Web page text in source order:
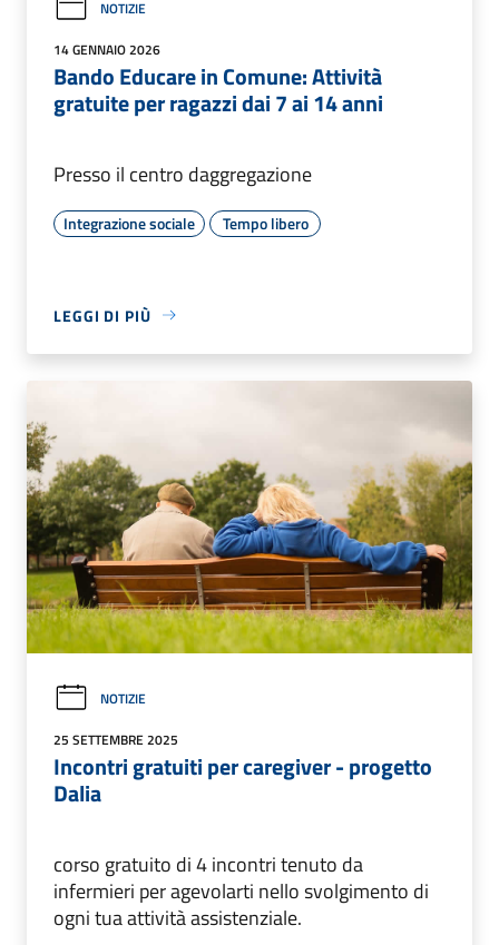
NOTIZIE
14 GENNAIO 2026
Bando Educare in Comune: Attività
gratuite per ragazzi dai 7 ai 14 anni
Presso il centro daggregazione
Integrazione sociale Tempo libero
LEGGI DI PIÙ
NOTIZIE
25 SETTEMBRE 2025
Incontri gratuiti per caregiver - progetto
Dalia
corso gratuito di 4 incontri tenuto da
infermieri per agevolarti nello svolgimento di
ogni tua attività assistenziale.